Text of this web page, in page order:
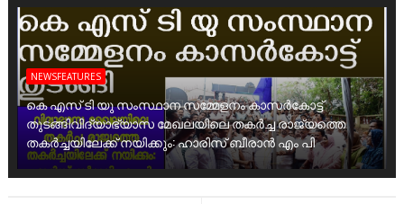
NEWSFEATURES
കെ എസ് ടി യു സംസ്ഥാന സമ്മേളനം കാസർകോട്ട്
തുടങ്ങിവിദ്യാഭ്യാസ മേഖലയിലെ തകർച്ച രാജ്യത്തെ
തകർച്ചയിലേക്ക് നയിക്കും: ഹാരിസ് ബീരാൻ എം പി